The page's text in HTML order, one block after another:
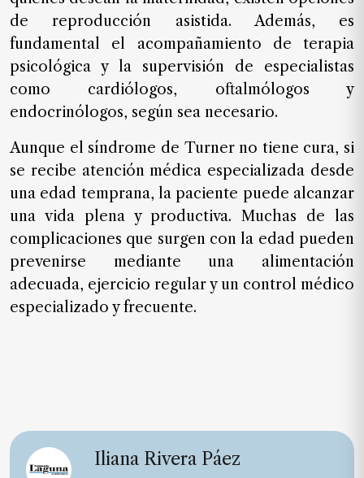
de reproducción asistida. Además, es
fundamental el acompañamiento de terapia
psicológica y la supervisión de especialistas
como cardiólogos, oftalmólogos y
endocrinólogos, según sea necesario.
Aunque el síndrome de Turner no tiene cura, si
se recibe atención médica especializada desde
una edad temprana, la paciente puede alcanzar
una vida plena y productiva. Muchas de las
complicaciones que surgen con la edad pueden
prevenirse mediante una alimentación
adecuada, ejercicio regular y un control médico
especializado y frecuente.
Iliana Rivera Páez